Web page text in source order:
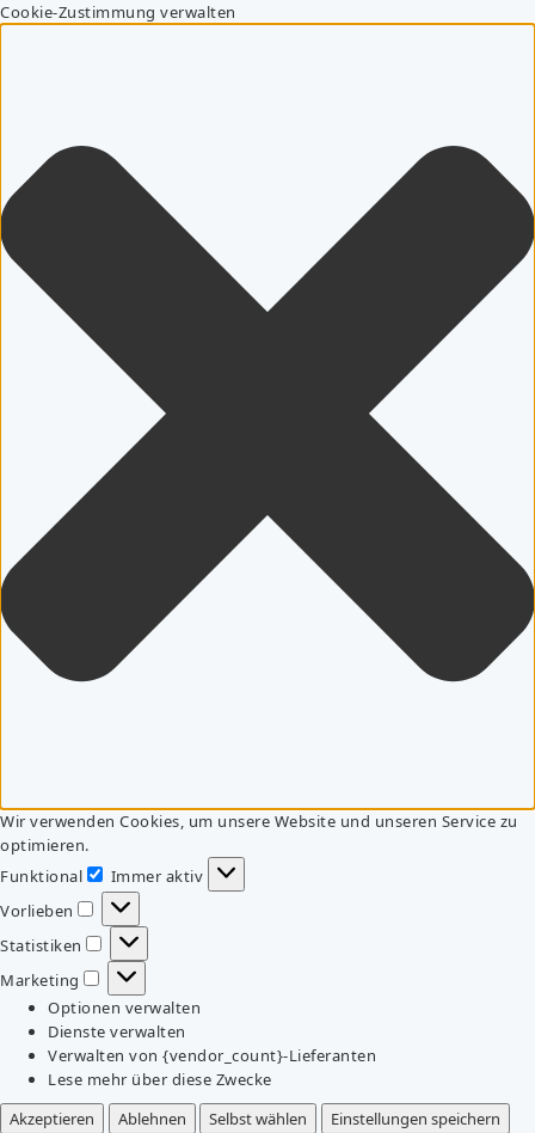
Cookie-Zustimmung verwalten
Wir verwenden Cookies, um unsere Website und unseren Service zu
optimieren.
Funktional
Funktional
Immer aktiv
Vorlieben
Vorlieben
Statistiken
Statistiken
Marketing
Marketing
Optionen verwalten
Dienste verwalten
Verwalten von {vendor_count}-Lieferanten
Lese mehr über diese Zwecke
Akzeptieren
Ablehnen Selbst wählen
Einstellungen speichern